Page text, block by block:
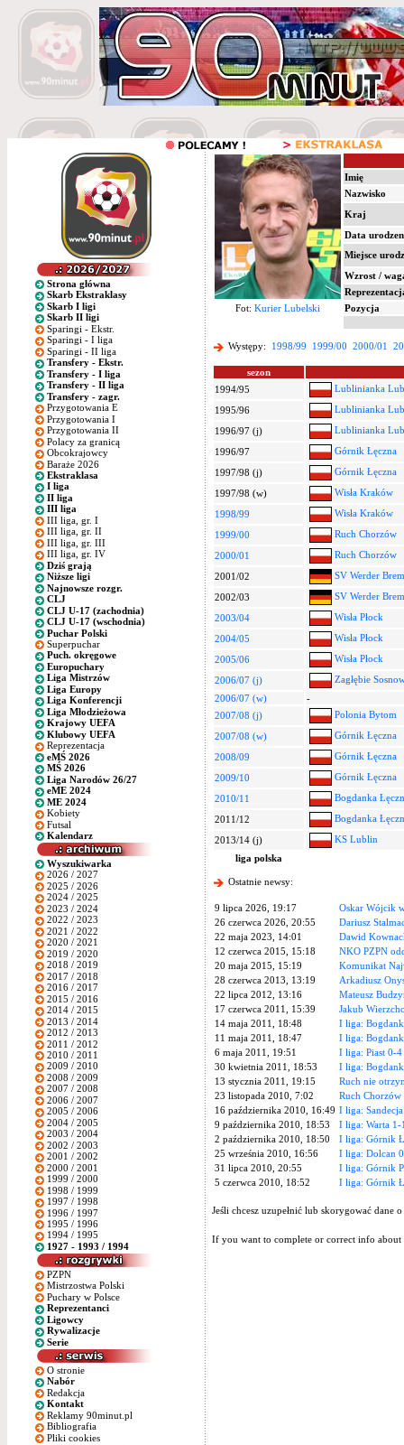
Strona główna
Skarb Ekstraklasy
Skarb I ligi
Skarb II ligi
Sparingi - Ekstr.
Sparingi - I liga
Sparingi - II liga
Transfery - Ekstr.
Transfery - I liga
Transfery - II liga
Transfery - zagr.
Przygotowania E
Przygotowania I
Przygotowania II
Polacy za granicą
Obcokrajowcy
Baraże 2026
Ekstraklasa
I liga
II liga
III liga
III liga, gr. I
III liga, gr. II
III liga, gr. III
III liga, gr. IV
Dziś grają
Niższe ligi
Najnowsze rozgr.
CLJ
CLJ U-17 (zachodnia)
CLJ U-17 (wschodnia)
Puchar Polski
Superpuchar
Puch. okręgowe
Europuchary
Liga Mistrzów
Liga Europy
Liga Konferencji
Liga Młodzieżowa
Krajowy UEFA
Klubowy UEFA
Reprezentacja
eMŚ 2026
MŚ 2026
Liga Narodów 26/27
eME 2024
ME 2024
Kobiety
Futsal
Kalendarz
Wyszukiwarka
2026 / 2027
2025 / 2026
2024 / 2025
2023 / 2024
2022 / 2023
2021 / 2022
2020 / 2021
2019 / 2020
2018 / 2019
2017 / 2018
2016 / 2017
2015 / 2016
2014 / 2015
2013 / 2014
2012 / 2013
2011 / 2012
2010 / 2011
2009 / 2010
2008 / 2009
2007 / 2008
2006 / 2007
2005 / 2006
2004 / 2005
2003 / 2004
2002 / 2003
2001 / 2002
2000 / 2001
1999 / 2000
1998 / 1999
1997 / 1998
1996 / 1997
1995 / 1996
1994 / 1995
1927 - 1993 / 1994
PZPN
Mistrzostwa Polski
Puchary w Polsce
Reprezentanci
Ligowcy
Rywalizacje
Serie
O stronie
Nabór
Redakcja
Kontakt
Reklamy 90minut.pl
Bibliografia
Pliki cookies
Imię
Nazwisko
Kraj
Data
Miejsce
Wzrost /
Fot: Kurier Lubelski Pozycja
Występy: 1998/99 1999/00 2000/01
sezon
1994/95
Lublinianka
1995/96
Lublinianka
1996/97 (j)
Lublinianka
1996/97
Górnik Łęczna
1997/98 (j)
Górnik Łęczna
1997/98 (w)
Wisła Kraków
1998/99
Wisła Kraków
1999/00
Ruch Chorzów
2000/01
Ruch Chorzów
2001/02
SV Werder
2002/03
SV Werder
2003/04
Wisła Płock
2004/05
Wisła Płock
2005/06
Wisła Płock
2006/07 (j)
Zagłębie
2006/07 (w)
-
2007/08 (j)
Polonia Bytom
2007/08 (w)
Górnik Łęczna
2008/09
Górnik Łęczna
2009/10
Górnik Łęczna
2010/11
Bogdanka
2011/12
Bogdanka
2013/14 (j)
KS Lublin
liga polska
Ostatnie newsy:
9 lipca 2026, 19:17
Oskar Wójcik
26 czerwca 2026, 20:55
Dariusz
22 maja 2023, 14:01
Dawid
12 czerwca 2015, 15:18
NKO PZPN
20 maja 2015, 15:19
Komunikat
28 czerwca 2013, 13:19
Arkadiusz
22 lipca 2012, 13:16
Mateusz
17 czerwca 2011, 15:39
Jakub
14 maja 2011, 18:48
I liga:
11 maja 2011, 18:47
I liga:
6 maja 2011, 19:51
I liga: Piast 0-
30 kwietnia 2011, 18:53
I liga:
13 stycznia 2011, 19:15
Ruch nie
23 listopada 2010, 7:02
Ruch
16 października 2010, 16:49 I liga:
9 października 2010, 18:53
I liga: Warta
2 października 2010, 18:50
I liga: Górnik
25 września 2010, 16:56
I liga: Dolcan
31 lipca 2010, 20:55
I liga: Górnik
5 czerwca 2010, 18:52
I liga: Górnik
Jeśli chcesz uzupełnić lub skorygować
If you want to complete or correct info